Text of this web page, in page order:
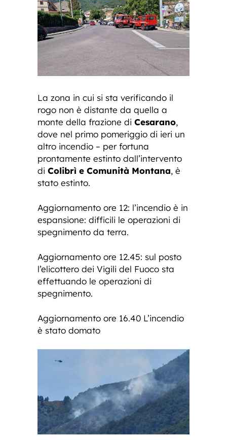
La zona in cui si sta verificando il
rogo non è distante da quella a
monte della frazione di Cesarano,
dove nel primo pomeriggio di ieri un
altro incendio – per fortuna
prontamente estinto dall’intervento
di Colibrì e Comunità Montana, è
stato estinto.
Aggiornamento ore 12: l’incendio è in
espansione: difficili le operazioni di
spegnimento da terra.
Aggiornamento ore 12.45: sul posto
l’elicottero dei Vigili del Fuoco sta
effettuando le operazioni di
spegnimento.
Aggiornamento ore 16.40 L’incendio
è stato domato